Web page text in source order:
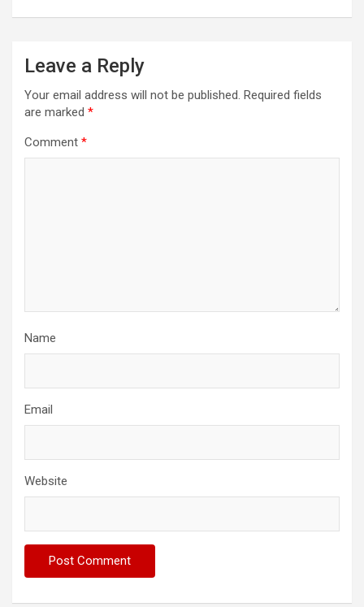
Leave a Reply
Your email address will not be published. Required fields
are marked *
Comment *
Name
Email
Website